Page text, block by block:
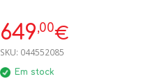
AUTOMÁTICA
649,00€
SKU: 044552085
Em stock